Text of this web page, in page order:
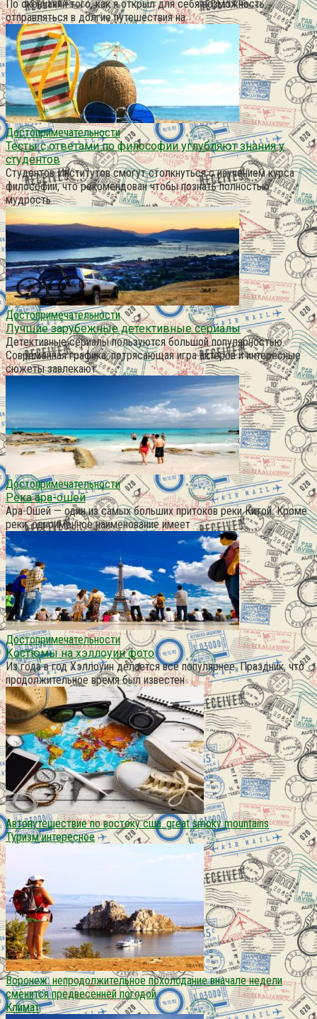
По окончании того, как я открыл для себя возможность
отправляться в долгие путешествия на
Достопримечательности
Тесты с ответами по философии углубляют знания у
студентов
Студентов Институтов смогут столкнуться с изучением курса
философии, что рекомендован чтобы познать полностью
мудрость
Достопримечательности
Лучшие зарубежные детективные сериалы
Детективные сериалы пользуются большой популярностью.
Современная графика, потрясающая игра актеров и интересные
сюжеты завлекают
Достопримечательности
Река ара-ошей
Ара-Ошей — один из самых больших притоков реки Китой. Кроме
реки, одноименное наименование имеет
Достопримечательности
Костюмы на хэллоуин фото
Из года в год Хэллоуин делается всё популярнее. Праздник, что
продолжительное время был известен
Автопутешествие по востоку сша. great smoky mountains
Туризм интересное
Воронеж: непродолжительное похолодание вначале недели
сменится предвесенней погодой
Климат